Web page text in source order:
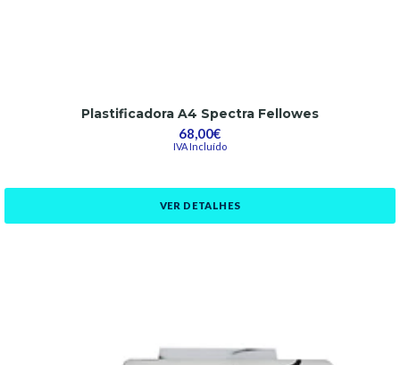
Plastificadora A4 Spectra Fellowes
68,00€
IVA Incluído
VER DETALHES